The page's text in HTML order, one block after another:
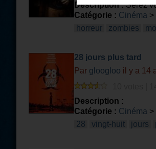
Description :Serez
Catégorie : Cinéma >
horreur
zombies
28 jours plus tard
Par gloogloo il y a 14
Description :
Catégorie : Cinéma >
28
vingt-huit jours